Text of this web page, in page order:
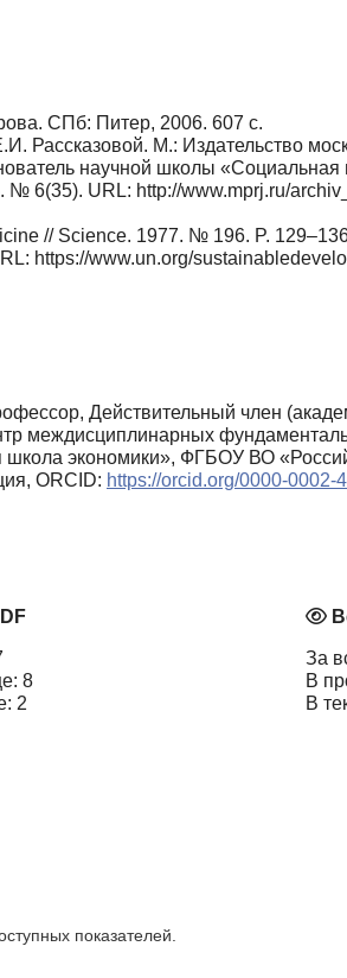
СПб: Питер, 2006. 607 с.
Рассказовой. М.: Издательство
научной школы «Социальная
6(35). URL: http://www.mprj.ru/
// Science. 1977. № 196. P.
https://www.un.org/
Действительный член
междисциплинарных
экономики», ФГБОУ ВО
ORCID: https://orcid.org/0000-0002-
8
2
За
В
В
показателей.